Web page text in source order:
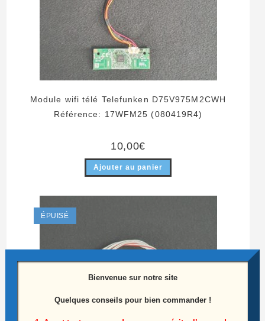
Module wifi télé Telefunken D75V975M2CWH
Référence: 17WFM25 (080419R4)
10,00€
Ajouter au panier
ÉPUISÉ
Bienvenue sur notre site
Quelques conseils pour bien commander !